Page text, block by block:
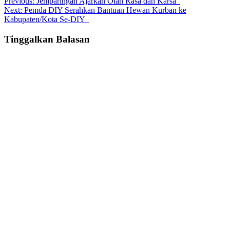
navigation
Next: Pemda DIY Serahkan Bantuan Hewan Kurban ke
Kabupaten/Kota Se-DIY
Tinggalkan Balasan